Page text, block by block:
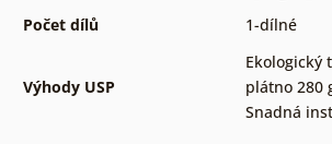
Počet dílů
1-dílné
Výhody USP
Ekologický
plátno 280
Snadná